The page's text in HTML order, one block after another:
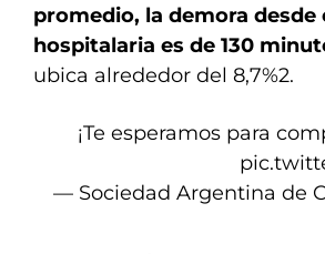
promedio, la demora
hospitalaria es de 130
ubica alrededor del 8,7%2.
¡Te esperamos para
— Sociedad Argentina de